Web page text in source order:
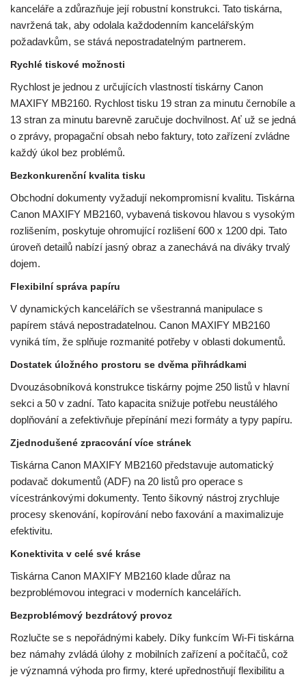
kanceláře a zdůrazňuje její robustní konstrukci. Tato tiskárna,
navržená tak, aby odolala každodenním kancelářským
požadavkům, se stává nepostradatelným partnerem.
Rychlé tiskové možnosti
Rychlost je jednou z určujících vlastností tiskárny Canon
MAXIFY MB2160. Rychlost tisku 19 stran za minutu černobíle a
13 stran za minutu barevně zaručuje dochvilnost. Ať už se jedná
o zprávy, propagační obsah nebo faktury, toto zařízení zvládne
každý úkol bez problémů.
Bezkonkurenční kvalita tisku
Obchodní dokumenty vyžadují nekompromisní kvalitu. Tiskárna
Canon MAXIFY MB2160, vybavená tiskovou hlavou s vysokým
rozlišením, poskytuje ohromující rozlišení 600 x 1200 dpi. Tato
úroveň detailů nabízí jasný obraz a zanechává na diváky trvalý
dojem.
Flexibilní správa papíru
V dynamických kancelářích se všestranná manipulace s
papírem stává nepostradatelnou. Canon MAXIFY MB2160
vyniká tím, že splňuje rozmanité potřeby v oblasti dokumentů.
Dostatek úložného prostoru se dvěma přihrádkami
Dvouzásobníková konstrukce tiskárny pojme 250 listů v hlavní
sekci a 50 v zadní. Tato kapacita snižuje potřebu neustálého
doplňování a zefektivňuje přepínání mezi formáty a typy papíru.
Zjednodušené zpracování více stránek
Tiskárna Canon MAXIFY MB2160 představuje automatický
podavač dokumentů (ADF) na 20 listů pro operace s
vícestránkovými dokumenty. Tento šikovný nástroj zrychluje
procesy skenování, kopírování nebo faxování a maximalizuje
efektivitu.
Konektivita v celé své kráse
Tiskárna Canon MAXIFY MB2160 klade důraz na
bezproblémovou integraci v moderních kancelářích.
Bezproblémový bezdrátový provoz
Rozlučte se s nepořádnými kabely. Díky funkcím Wi-Fi tiskárna
bez námahy zvládá úlohy z mobilních zařízení a počítačů, což
je významná výhoda pro firmy, které upřednostňují flexibilitu a